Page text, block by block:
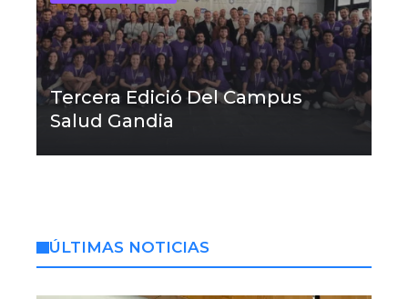
Tercera Edició Del Campus
Salud Gandia
ÚLTIMAS NOTICIAS